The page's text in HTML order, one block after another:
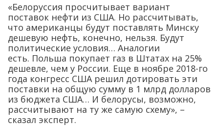
«Белоруссия просчитывает вариант
поставок нефти из США. Но рассчитывать,
что американцы будут поставлять Минску
дешевую нефть, конечно, нельзя. Будут
политические условия… Аналогии
есть. Польша покупает газ в Штатах на 25%
дешевле, чем у России. Еще в ноябре 2018-го
года конгресс США решил дотировать эти
поставки на общую сумму в 1 млрд долларов
из бюджета США… И белорусы, возможно,
рассчитывают на ту же самую схему», –
сказал эксперт.